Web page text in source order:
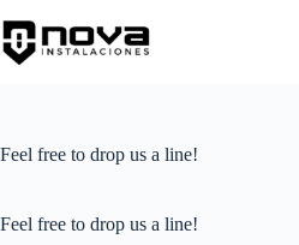
to
content
Feel free to drop us a line!
Feel free to drop us a line!